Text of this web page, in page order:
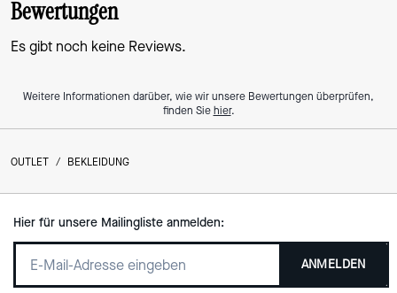
Bewertungen
Es gibt noch keine Reviews.
Weitere Informationen darüber, wie wir unsere Bewertungen überprüfen,
finden Siehier.
OUTLET / BEKLEIDUNG
Hier für unsere Mailingliste anmelden:
ANMELDEN